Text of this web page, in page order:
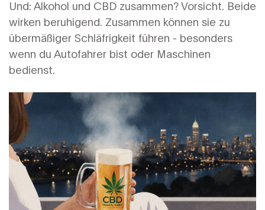
Und: Alkohol und CBD zusammen? Vorsicht. Beide
wirken beruhigend. Zusammen können sie zu
übermäßiger Schläfrigkeit führen - besonders
wenn du Autofahrer bist oder Maschinen
bedienst.